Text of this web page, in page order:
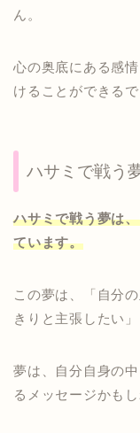
ん。
心の奥底にある感
けることができるで
ハサミで戦う
ハサミで戦う夢は
ています。
この夢は、「自分
きりと主張したい
夢は、自分自身の
るメッセージかもし